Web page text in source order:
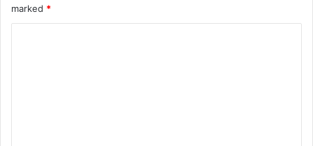
marked *